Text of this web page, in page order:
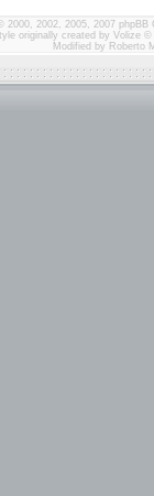
2000, 2002, 2005, 2007 phpBB
originally created by Volize ©
Modified by Roberto